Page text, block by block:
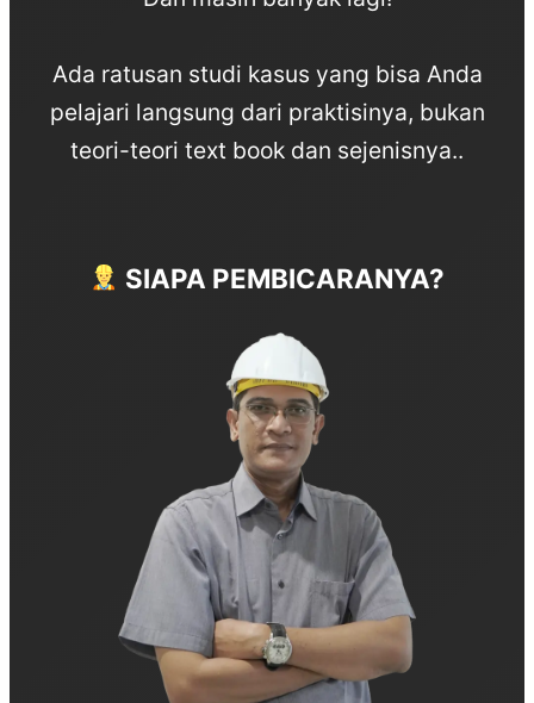
Ada ratusan studi kasus yang bisa Anda
pelajari langsung dari praktisinya, bukan
teori-teori text book dan sejenisnya..
SIAPA PEMBICARANYA?